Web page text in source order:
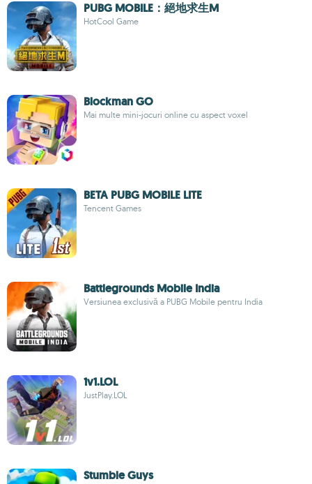
PUBG MOBILE：絕地求生M
HotCool Game
Blockman GO
Mai multe mini-jocuri online cu aspect voxel
BETA PUBG MOBILE LITE
Tencent Games
Battlegrounds Mobile India
Versiunea exclusivă a PUBG Mobile pentru India
1v1.LOL
JustPlay.LOL
Stumble Guys